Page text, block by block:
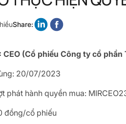
Share:
CEO (Cổ phiếu Công ty cổ phần
20/07/2023
phát hành quyền mua:
đồng/cổ phiếu